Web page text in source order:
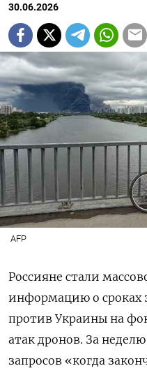
30.06.2026
AFP
Россияне стали
информацию о сроках
против Украины на
атак дронов. За
запросов «когда